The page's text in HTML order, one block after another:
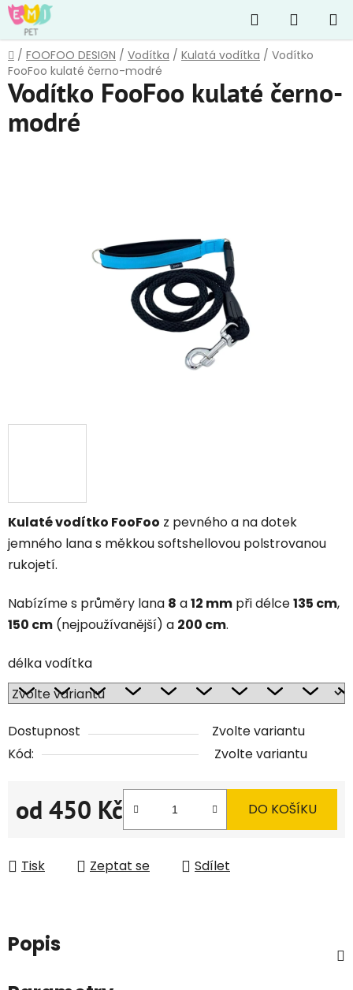
Přejít
na
obsah
Hledat
KOŠÍK
Domů
/ FOOFOO DESIGN / Vodítka / Kulatá vodítka / Vodítko
FooFoo kulaté černo-modré
Kulaté vodítko FooFoo z pevného a na dotek
jemného lana s měkkou softshellovou polstrovanou
rukojetí.
Nabízíme s průměry lana 8 a12 mm při délce135 cm,
150 cm (nejpoužívanější) a 200 cm.
délka vodítka
Dostupnost
Zvolte variantu
Kód:
Zvolte variantu
od 450 Kč DO KOŠÍKU
Tisk Zeptat se Sdílet
Vodítko FooFoo kulaté černo-
modré
Popis